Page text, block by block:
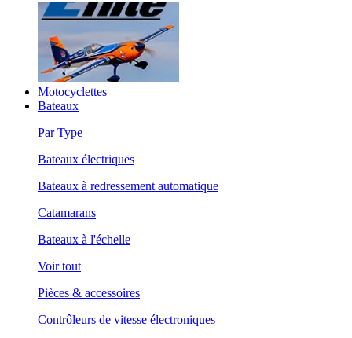
Motocyclettes
Bateaux
Par Type
Bateaux électriques
Bateaux à redressement automatique
Catamarans
Bateaux à l'échelle
Voir tout
Pièces & accessoires
Contrôleurs de vitesse électroniques